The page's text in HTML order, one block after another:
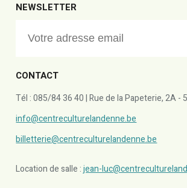
NEWSLETTER
CONTACT
Tél : 085/84 36 40 | Rue de la Papeterie, 2A -
info@centreculturelandenne.be
billetterie@centreculturelandenne.be
Location de salle :jean-